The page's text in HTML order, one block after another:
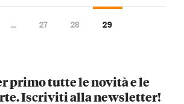
… 27 28 29
primo tutte le novità e le
Iscriviti alla newsletter!